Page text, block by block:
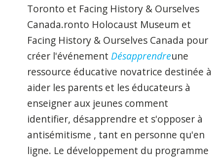
Toronto et Facing History & Ourselves
Canada.ronto Holocaust Museum et
Facing History & Ourselves Canada pour
créer l'événement Désapprendreune
ressource éducative novatrice destinée à
aider les parents et les éducateurs à
enseigner aux jeunes comment
identifier, désapprendre et s'opposer à
antisémitisme , tant en personne qu'en
ligne. Le développement du programme